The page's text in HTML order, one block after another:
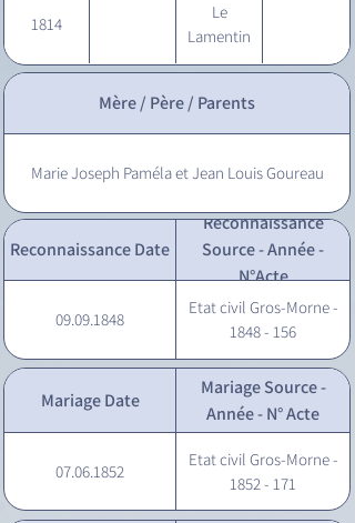
1814
Le
Lamentin
Mère / Père / Parents
Marie Joseph Paméla et Jean Louis Goureau
Reconnaissance Date
Reconnaissance
Source - Année -
N°Acte
09.09.1848
Etat civil Gros-Morne -
1848 - 156
Mariage Date
Mariage Source -
Année - N° Acte
07.06.1852
Etat civil Gros-Morne -
1852 - 171